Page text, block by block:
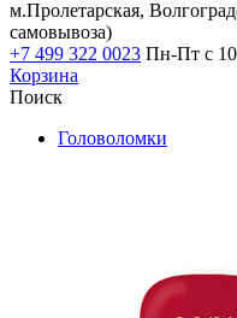
м.Пролетарская,
самовывоза)
+7 499 322 0023 Пн-Пт с
Корзина
Поиск
Головоломки